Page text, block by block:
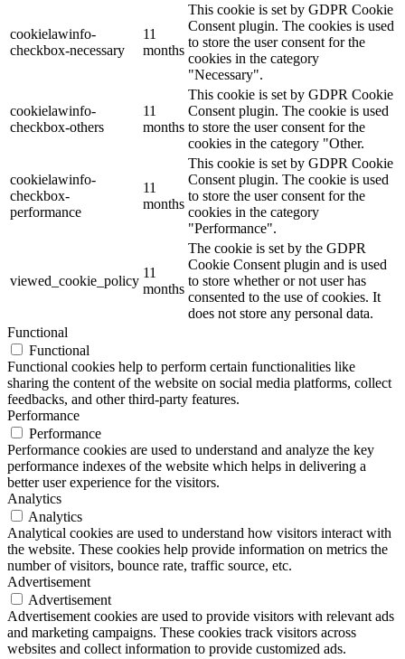
cookielawinfo-
checkbox-necessary
11
months
This cookie is set by GDPR Cookie
Consent plugin. The cookies is used
to store the user consent for the
cookies in the category
"Necessary".
cookielawinfo-
checkbox-others
11
months
This cookie is set by GDPR Cookie
Consent plugin. The cookie is used
to store the user consent for the
cookies in the category "Other.
cookielawinfo-
checkbox-
performance
11
months
This cookie is set by GDPR Cookie
Consent plugin. The cookie is used
to store the user consent for the
cookies in the category
"Performance".
viewed_cookie_policy
11
months
The cookie is set by the GDPR
Cookie Consent plugin and is used
to store whether or not user has
consented to the use of cookies. It
does not store any personal data.
Functional
Functional
Functional cookies help to perform certain functionalities like
sharing the content of the website on social media platforms, collect
feedbacks, and other third-party features.
Performance
Performance
Performance cookies are used to understand and analyze the key
performance indexes of the website which helps in delivering a
better user experience for the visitors.
Analytics
Analytics
Analytical cookies are used to understand how visitors interact with
the website. These cookies help provide information on metrics the
number of visitors, bounce rate, traffic source, etc.
Advertisement
Advertisement
Advertisement cookies are used to provide visitors with relevant ads
and marketing campaigns. These cookies track visitors across
websites and collect information to provide customized ads.